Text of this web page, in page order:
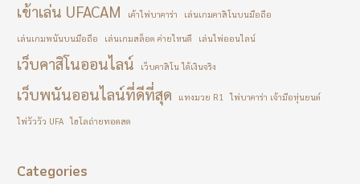
เข้าเล่น UFACAM เค้าไพ่บาคาร่า เล่นเกมคาสิโนบนมือถือ
เล่นเกมพนันบนมือถือ เล่นเกมสล็อต ค่ายไหนดี เล่นไพ่ออนไลน์
เว็บคาสิโนออนไลน์ เว็บคาสิโน ได้เงินจริง
เว็บพนันออนไลน์ที่ดีที่สุด แทงมวย R1 ไพ่บาคาร่า เจ้ามือหุ่นยนต์
ไพ่วัววัว UFA ไฮโลถ่ายทอดสด
Categories